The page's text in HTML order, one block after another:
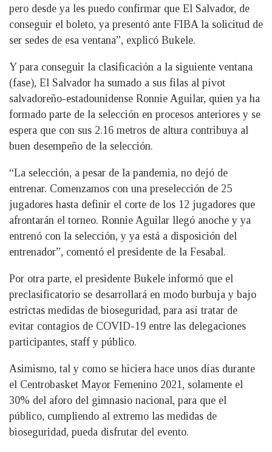
pero desde ya les puedo confirmar que El Salvador, de
conseguir el boleto, ya presentó ante FIBA la solicitud de
ser sedes de esa ventana”, explicó Bukele.
Y para conseguir la clasificación a la siguiente ventana
(fase), El Salvador ha sumado a sus filas al pívot
salvadoreño-estadounidense Ronnie Aguilar, quien ya ha
formado parte de la selección en procesos anteriores y se
espera que con sus 2.16 metros de altura contribuya al
buen desempeño de la selección.
“La selección, a pesar de la pandemia, no dejó de
entrenar. Comenzamos con una preselección de 25
jugadores hasta definir el corte de los 12 jugadores que
afrontarán el torneo. Ronnie Aguilar llegó anoche y ya
entrenó con la selección, y ya está a disposición del
entrenador”, comentó el presidente de la Fesabal.
Por otra parte, el presidente Bukele informó que el
preclasificatorio se desarrollará en modo burbuja y bajo
estrictas medidas de bioseguridad, para así tratar de
evitar contagios de COVID-19 entre las delegaciones
participantes, staff y público.
Asimismo, tal y como se hiciera hace unos días durante
el Centrobasket Mayor Femenino 2021, solamente el
30% del aforo del gimnasio nacional, para que el
público, cumpliendo al extremo las medidas de
bioseguridad, pueda disfrutar del evento.